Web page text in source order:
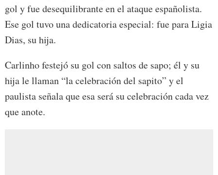
gol y fue desequilibrante en el ataque españolista.
Ese gol tuvo una dedicatoria especial: fue para Ligia
Dias, su hija.
Carlinho festejó su gol con saltos de sapo; él y su
hija le llaman “la celebración del sapito” y el
paulista señala que esa será su celebración cada vez
que anote.